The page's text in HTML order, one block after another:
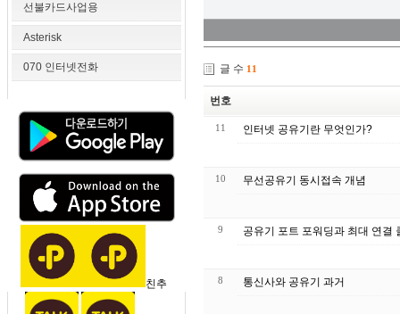
선불카드사업용
Asterisk
070 인터넷전화
친추
글 수 11
번호
11 인터넷 공유기란 무엇인가?
10 무선공유기 동시접속 개념
9 공유기 포트 포워딩과 최대 연결
8 통신사와 공유기 과거